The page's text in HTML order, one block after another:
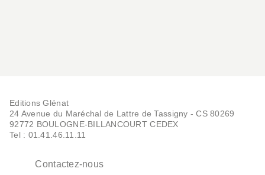
Editions Glénat
24 Avenue du Maréchal de Lattre de Tassigny - CS 80269
92772 BOULOGNE-BILLANCOURT CEDEX
Tel : 01.41.46.11.11
Contactez-nous